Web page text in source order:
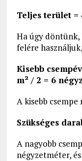
Teljes terület =
Ha úgy döntünk,
felére
Kisebb
m² / 2 = 6
A kisebb
Szükséges
A nagyobb
négyzetméter,